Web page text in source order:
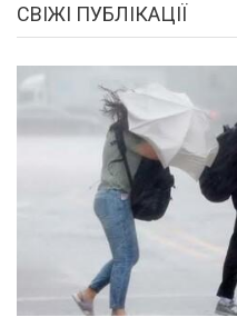
СВІЖІ ПУБЛІКАЦІЇ